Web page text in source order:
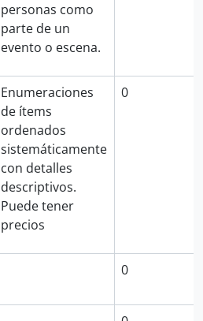
personas como
parte de un
evento o escena.
Enumeraciones
de ítems
ordenados
sistemáticamente
con detalles
descriptivos.
Puede tener
precios
0
0